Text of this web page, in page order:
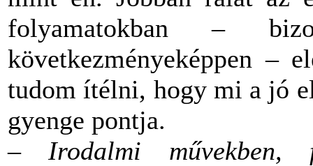
folyamatokban –
következményeképpen –
tudom ítélni, hogy mi a jó
gyenge pontja.
– Irodalmi